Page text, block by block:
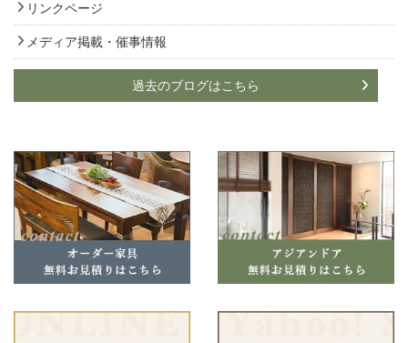
リンクページ
メディア掲載・催事情報
過去のブログはこちら